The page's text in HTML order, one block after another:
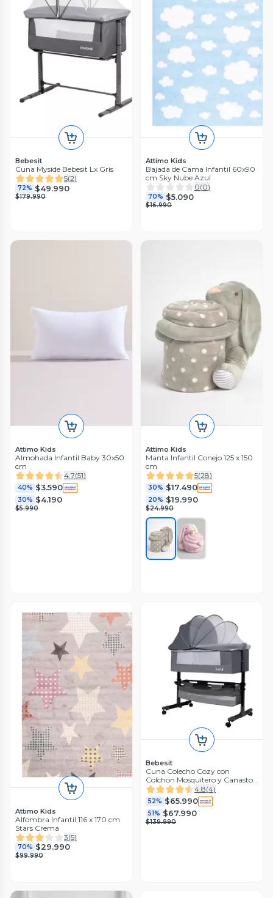
Bebesit
Cuna Myside Bebesit Lx Gris
5(2)
72% $49.990
$179.990
Attimo Kids
Bajada de Cama Infantil 60x90
cm Sky Nube Azul
0(0)
70% $5.090
$16.990
Attimo Kids
Almohada Infantil Baby 30x50
cm
4.7(51)
40% $3.590
30% $4.190
$5.990
Attimo Kids
Manta Infantil Conejo 125 x 150
cm
5(28)
30% $17.490
20% $19.990
$24.990
Attimo Kids
Alfombra Infantil 116 x 170 cm
Stars Crema
3(5)
70% $29.990
$99.990
Bebesit
Cuna Colecho Cozy con
Colchón Mosquitero y Canasto
Gris Huvi
4.8(4)
52% $65.990
51% $67.990
$139.990